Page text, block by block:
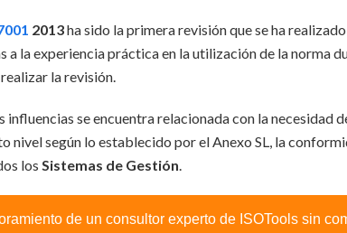
2013ha sido la primera revisión que se ha
a la experiencia práctica en la utilización de la norma
la revisión.
influencias se encuentra relacionada con la necesidad
nivel según lo establecido por el Anexo SL, la
losSistemas de Gestión.
de un consultor experto de ISOTools sin